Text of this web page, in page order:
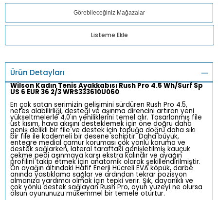
Görebileceğiniz Mağazalar
Listeme Ekle
Ürün Detayları
Wilson Kadın Tenis Ayakkabısı Rush Pro 4.5 Wh/Surf Sp
US 6 EUR 36 2/3 WRS333610U060
En çok satan serimizin gelişimini sürdüren Rush Pro 4.5,
nefes alabilirliği, desteği ve aşınma direncini artıran yeni
yükseltmelerle 4.0'ın yeniliklerini temel alır. Tasarlanmış file
üst kısım, hava akışını desteklemek için öne doğru daha
geniş delikli bir file ve destek için topuğa doğru daha sıkı
bir file ile kademeli bir desene sahiptir. Daha büyük,
entegre medial çamur koruması çok yönlü koruma ve
destek sağlarken, lateral taraftaki genişletilmiş kauçuk
çekme pedi aşınmaya karşı ekstra kalındır ve ayağın
profilini takip etmek için anatomik olarak şekillendirilmiştir.
Ön ayağın altındaki Hafif Enerji Hücreli EVA köpük, darbe
anında yastıklama sağlar ve ardından tekrar pozisyon
almanıza yardımcı olmak için tepki verir. Şık, dayanıklı ve
çok yönlü destek sağlayan Rush Pro, oyun yüzeyi ne olursa
olsun oyununuzu mükemmel bir temele oturtur.